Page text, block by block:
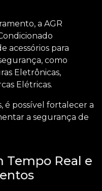
a AGR
acessórios para
como
Eletrônicas,
Elétricas.
é possível fortalecer a
a segurança de
Real e